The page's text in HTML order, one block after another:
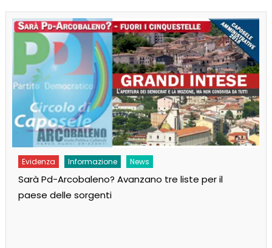
Evidenza Informazione News
Sarà Pd-Arcobaleno? Avanzano tre liste per il
paese delle sorgenti